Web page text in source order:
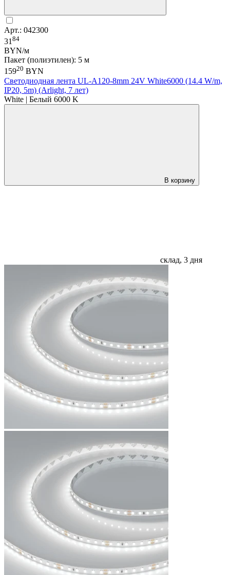
Арт.: 042300
3184
BYN/м
Пакет (полиэтилен): 5 м
15920 BYN
Светодиодная лента UL-A120-8mm 24V White6000 (14.4 W/m,
IP20, 5m) (Arlight, 7 лет)
White | Белый 6000 K
В корзину
склад, 3 дня